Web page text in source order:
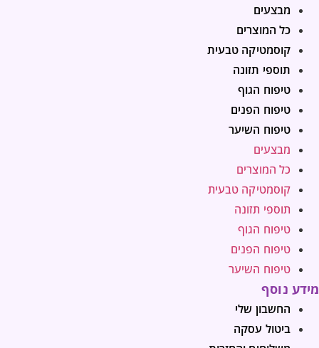
מבצעים
כל המוצרים
קוסמטיקה טבעית
תוספי תזונה
טיפוח הגוף
טיפוח הפנים
טיפוח השיער
מבצעים
כל המוצרים
קוסמטיקה טבעית
תוספי תזונה
טיפוח הגוף
טיפוח הפנים
טיפוח השיער
מידע נוסף
החשבון שלי
ביטול עסקה